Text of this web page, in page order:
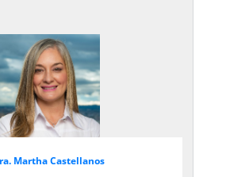
Martha Castellanos